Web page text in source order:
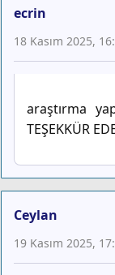
ecrin
18 Kasım 2025,
araştırma
TEŞEKKÜR
Ceylan
19 Kasım 2025,